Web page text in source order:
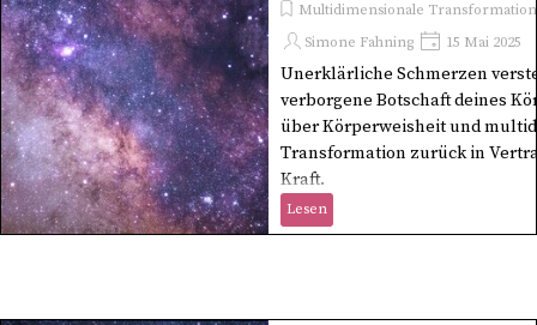
Multidimensionale Transformation
Simone Fahning
15 Mai 2025
Unerklärliche Schmerzen
verborgene Botschaft deines
über Körperweisheit und
Transformation zurück in
Kraft.
Lesen